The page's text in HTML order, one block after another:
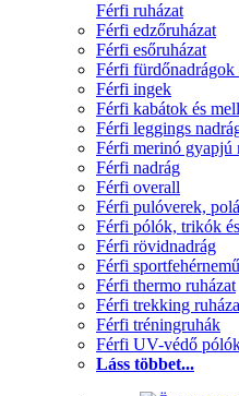
Férfi ruházat
Férfi edzőruházat
Férfi esőruházat
Férfi fürdőnadrágok
Férfi ingek
Férfi kabátok és
Férfi leggings
Férfi merinó gyapjú
Férfi nadrág
Férfi overall
Férfi pulóverek,
Férfi pólók, trikók
Férfi rövidnadrág
Férfi
Férfi thermo ruházat
Férfi trekking
Férfi tréningruhák
Férfi UV-védő
Láss többet...